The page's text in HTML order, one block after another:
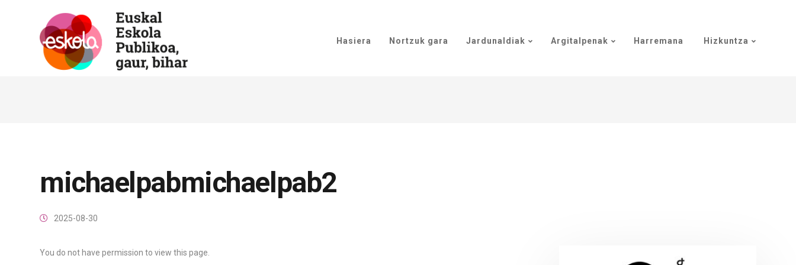
Hasiera Nortzuk gara Jardunaldiak Argitalpenak Harremana Hizkuntza
michaelpabmichaelpab2
2025-08-30
You do not have permission to view this page.